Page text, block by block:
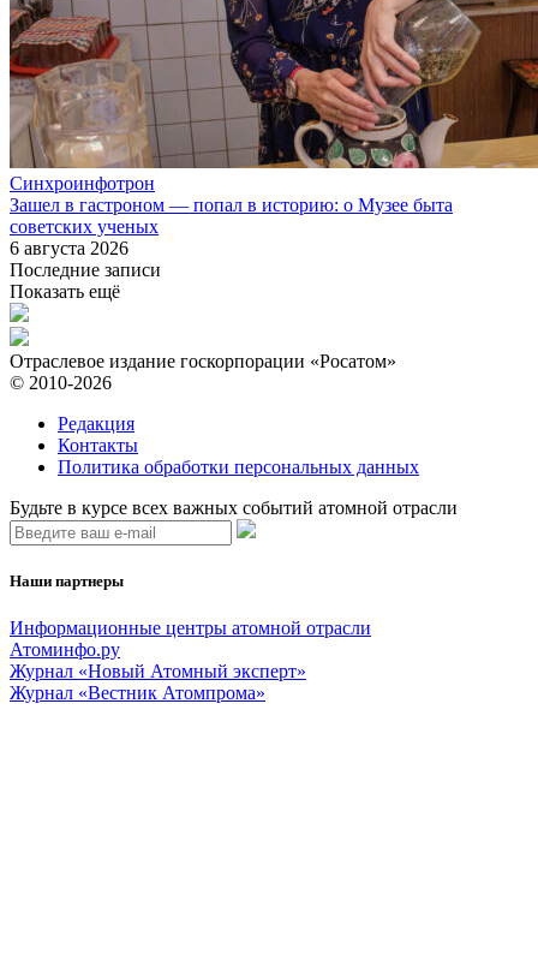
Синхроинфотрон
Зашел в гастроном — попал в историю: о Музее быта
советских ученых
6 августа 2026
Последние записи
Показать ещё
Отраслевое издание госкорпорации «Росатом»
© 2010-2026
Редакция
Контакты
Политика обработки персональных данных
Будьте в курсе всех важных событий атомной отрасли
Наши партнеры
Информационные центры атомной отрасли
Атоминфо.ру
Журнал «Новый Атомный эксперт»
Журнал «Вестник Атомпрома»